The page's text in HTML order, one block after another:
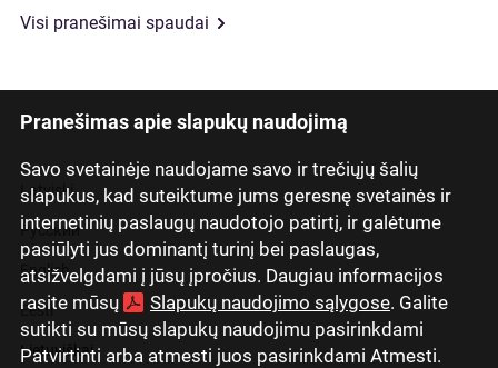
Pranešimas apie slapukų naudojimą
Savo svetainėje naudojame savo ir trečiųjų šalių
slapukus, kad suteiktume jums geresnę svetainės ir
internetinių paslaugų naudotojo patirtį, ir galėtume
pasiūlyti jus dominantį turinį bei paslaugas,
atsižvelgdami į jūsų įpročius. Daugiau informacijos
rasite mūsų
Slapukų naudojimo sąlygose. Galite
sutikti su mūsų slapukų naudojimu pasirinkdami
Patvirtinti arba atmesti juos pasirinkdami Atmesti.
Visi pranešimai spaudai
Latviski
Русский
English
Eesti
Lietuviškai